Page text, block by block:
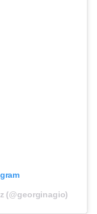
(@georginagio)